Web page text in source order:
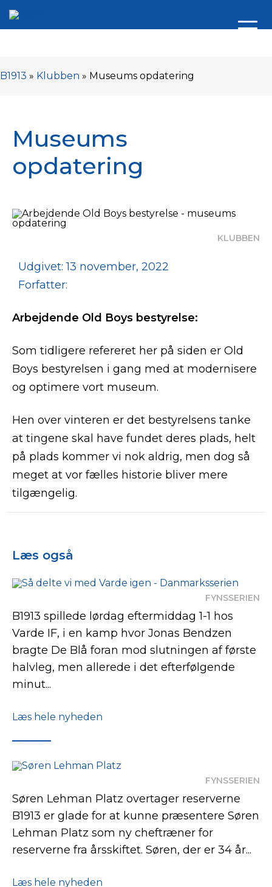
B1913 » Klubben » Museums opdatering
Museums
opdatering
KLUBBEN
Udgivet: 13 november, 2022
Forfatter:
Arbejdende Old Boys bestyrelse:
Som tidligere refereret her på siden er Old
Boys bestyrelsen i gang med at modernisere
og optimere vort museum.
Hen over vinteren er det bestyrelsens tanke
at tingene skal have fundet deres plads, helt
på plads kommer vi nok aldrig, men dog så
meget at vor fælles historie bliver mere
tilgængelig.
Læs også
FYNSSERIEN
B1913 spillede lørdag eftermiddag 1-1 hos
Varde IF, i en kamp hvor Jonas Bendzen
bragte De Blå foran mod slutningen af første
halvleg, men allerede i det efterfølgende
minut...
Læs hele nyheden
FYNSSERIEN
Søren Lehman Platz overtager reserverne
B1913 er glade for at kunne præsentere Søren
Lehman Platz som ny cheftræner for
reserverne fra årsskiftet. Søren, der er 34 år...
Læs hele nyheden